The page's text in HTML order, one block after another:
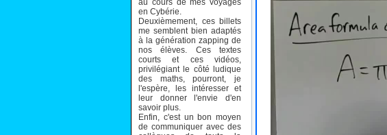
au cours de mes voyages
en Cybérie.
Deuxièmement, ces billets
me semblent bien adaptés
à la génération zapping de
nos élèves. Ces textes
courts et ces vidéos,
privilégiant le côté ludique
des maths, pourront, je
l'espère, les intéresser et
leur donner l'envie d'en
savoir plus.
Enfin, c'est un bon moyen
de communiquer avec des